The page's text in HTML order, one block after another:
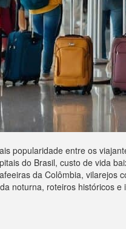
popularidade entre os
do Brasil, custo de vida
da Colômbia,
noturna, roteiros históricos